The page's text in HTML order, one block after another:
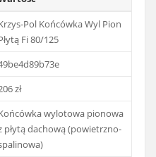
Pol Końcówka Wyl Pion
Fi 80/125
zł
wylotowa pionowa
płytą dachową (powietrzno-